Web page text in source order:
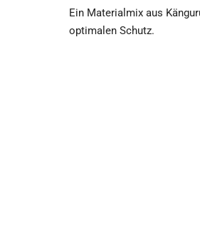
Ein Materialmix aus
optimalen Schutz.